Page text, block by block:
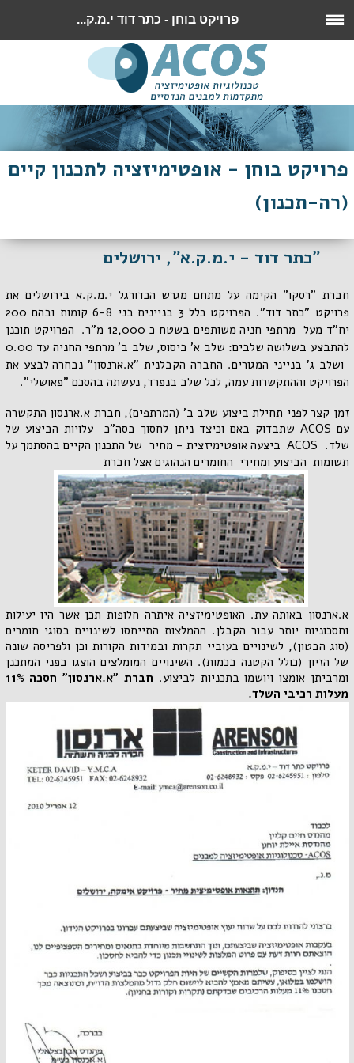
פרויקט בוחן - כתר דוד י.מ.ק...
פרויקט בוחן - אופטימיזציה לתכנון קיים
(רה-תכנון)
חברת "רסקו" הקימה על מתחם מגרש הכדורגל י.מ.ק.א בירושלים את
פרויקט "כתר דוד". הפרויקט כלל 3 בניינים בני 6-8 קומות ובהם 200
יח"ד מעל מרתפי חניה משותפים בשטח כ 12,000 מ"ר. הפרויקט תוכנן
להתבצע בשלושה שלבים: שלב א' ביסוס, שלב ב' מרתפי החניה עד 0.00
ושלב ג' בנייני המגורים. החברה הקבלנית "א.ארנסון" נבחרה לבצע את
הפרויקט וההתקשרות עמה, לכל שלב בנפרד, נעשתה בהסכם "פאושלי".
זמן קצר לפני תחילת ביצוע שלב ב' (המרתפים), חברת א.ארנסון התקשרה
עם ACOS שתבדוק באם וכיצד ניתן לחסוך בסה"כ עלויות הביצוע של
שלד. ACOS ביצעה אופטימיזצית - מחיר של
התכנון הקיים בהסתמך על
תשומות הביצוע ומחירי החומרים הנהוגים אצל חברת
א.ארנסון באותה עת. האופטימיזציה איתרה חלופות תכן אשר היו יעילות
וחסכוניות יותר עבור הקבלן. ההמלצות התייחסו לשינויים בסוגי חומרים
(סוג הבטון), לשינויים בעוביי תקרות ובמידות הקורות וכן ולפריסה שונה
של הזיון (כולל הקטנה בכמות). השינויים המומלצים הוצגו בפני המתכנן
ומרביתן אומצו ויושמו בתכניות לביצוע.
חברת "א.ארנסון" חסכה 11%
מעלות רכיבי השלד.
"כתר דוד - י.מ.ק.א", ירושלים